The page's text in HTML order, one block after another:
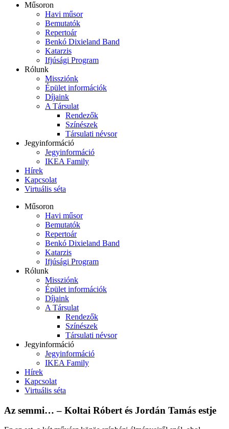
Műsoron
Havi műsor
Bemutatók
Repertoár
Benkó Dixieland Band
Katarzis
Ifjúsági Program
Rólunk
Missziónk
Épület információk
Díjaink
A Társulat
Rendezők
Színészek
Társulati névsor
Jegyinformáció
Jegyinformáció
IKEA Family
Hírek
Kapcsolat
Virtuális séta
Műsoron
Havi műsor
Bemutatók
Repertoár
Benkó Dixieland Band
Katarzis
Ifjúsági Program
Rólunk
Missziónk
Épület információk
Díjaink
A Társulat
Rendezők
Színészek
Társulati névsor
Jegyinformáció
Jegyinformáció
IKEA Family
Hírek
Kapcsolat
Virtuális séta
Az semmi… – Koltai Róbert és Jordán Tamás estje